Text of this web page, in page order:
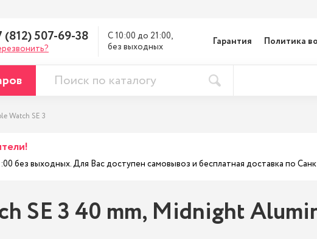
(812) 507-69-38
С 10:00 до 21:00,
без выходных
Гарантия Политика
Watch SE 3
без выходных. Для Вас доступен самовывоз и бесплатная доставка по
SE 3 40 mm, Midnight